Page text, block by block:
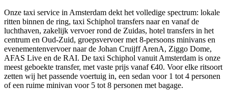
Onze taxi service in Amsterdam dekt het volledige spectrum: lokale
ritten binnen de ring, taxi Schiphol transfers naar en vanaf de
luchthaven, zakelijk vervoer rond de Zuidas, hotel transfers in het
centrum en Oud-Zuid, groepsvervoer met 8-persoons minivans en
evenementenvervoer naar de Johan Cruijff ArenA, Ziggo Dome,
AFAS Live en de RAI. De taxi Schiphol vanuit Amsterdam is onze
meest geboekte transfer, met vaste prijs vanaf €40. Voor elke ritsoort
zetten wij het passende voertuig in, een sedan voor 1 tot 4 personen
of een ruime minivan voor 5 tot 8 personen met bagage.